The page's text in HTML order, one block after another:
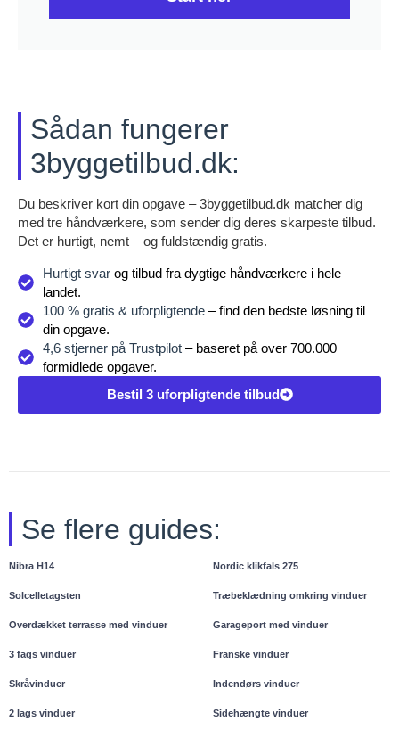
Sådan fungerer
3byggetilbud.dk:
Du beskriver kort din opgave – 3byggetilbud.dk matcher dig
med tre håndværkere, som sender dig deres skarpeste tilbud.
Det er hurtigt, nemt – og fuldstændig gratis.
Hurtigt svarog tilbud fra dygtige håndværkere i hele
landet.
100 % gratis & uforpligtende– find den bedste løsning til
din opgave.
4,6 stjerner på Trustpilot– baseret på over 700.000
formidlede opgaver.
Bestil 3 uforpligtende tilbud
Se flere guides:
Nibra H14 Nordic klikfals 275
Solcelletagsten Træbeklædning omkring vinduer
Overdækket terrasse med vinduer Garageport med vinduer
3 fags vinduer Franske vinduer
Skråvinduer Indendørs vinduer
2 lags vinduer Sidehængte vinduer